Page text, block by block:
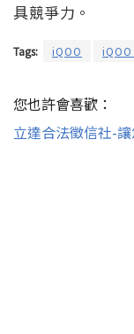
具競爭力。
Tags: iQOO
您也許會喜歡：
立達合法徵信社-